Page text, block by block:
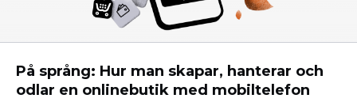
På språng: Hur man skapar, hanterar och
odlar en onlinebutik med mobiltelefon